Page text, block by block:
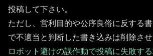
投稿して下さい。
ただし、営利目的や公序良俗に反する
で不適当と判断した書き込みは削除させ
ロボット避けの誤作動で投稿に失敗する